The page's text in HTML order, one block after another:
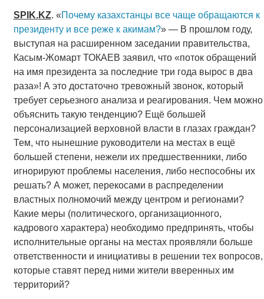
SPIK.KZ. «Почему казахстанцы все чаще обращаются к
президенту и все реже к акимам?» — В прошлом году,
выступая на расширенном заседании правительства,
Касым-Жомарт ТОКАЕВ заявил, что «поток обращений
на имя президента за последние три года вырос в два
раза»! А это достаточно тревожный звонок, который
требует серьезного анализа и реагирования. Чем можно
объяснить такую тенденцию? Ещё большей
персонализацией верховной власти в глазах граждан?
Тем, что нынешние руководители на местах в ещё
большей степени, нежели их предшественники, либо
игнорируют проблемы населения, либо неспособны их
решать? А может, перекосами в распределении
властных полномочий между центром и регионами?
Какие меры (политического, организационного,
кадрового характера) необходимо предпринять, чтобы
исполнительные органы на местах проявляли больше
ответственности и инициативы в решении тех вопросов,
которые ставят перед ними жители вверенных им
территорий?